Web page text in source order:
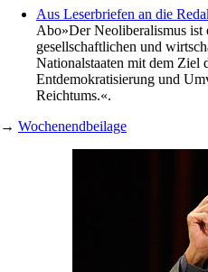
Aus Leserbriefen an die
Abo»Der Neoliberalismus ist
gesellschaftlichen und
Nationalstaaten mit dem Ziel
Entdemokratisierung und
Reichtums.«.
→ Wochenendbeilage